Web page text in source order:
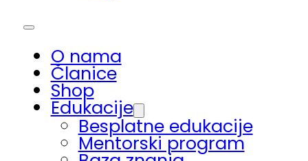
O nama
Članice
Shop
Edukacije
Besplatne edukacije
Mentorski program